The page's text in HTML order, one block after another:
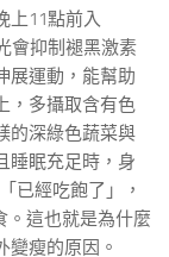
上11點前入
會抑制褪黑激素
展運動，能幫助
，多攝取含有色
的深綠色蔬菜與
睡眠充足時，身
已經吃飽了」，
。這也就是為什麼
變瘦的原因。